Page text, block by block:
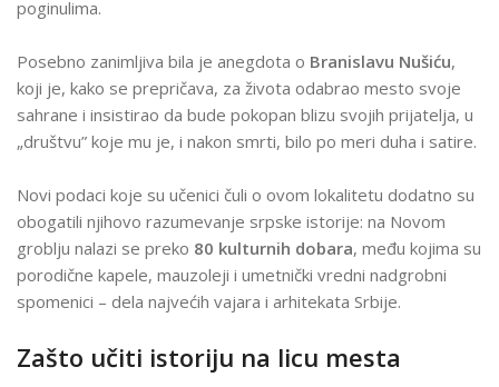
poginulima.
Posebno zanimljiva bila je anegdota o Branislavu Nušiću,
koji je, kako se prepričava, za života odabrao mesto svoje
sahrane i insistirao da bude pokopan blizu svojih prijatelja, u
„društvu” koje mu je, i nakon smrti, bilo po meri duha i satire.
Novi podaci koje su učenici čuli o ovom lokalitetu dodatno su
obogatili njihovo razumevanje srpske istorije: na Novom
groblju nalazi se preko 80 kulturnih dobara, među kojima su
porodične kapele, mauzoleji i umetnički vredni nadgrobni
spomenici – dela najvećih vajara i arhitekata Srbije.
Zašto učiti istoriju na licu mesta